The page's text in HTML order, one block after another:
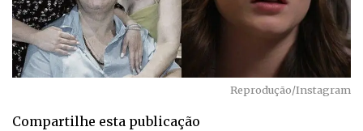
Reprodução/Instagram
Compartilhe esta publicação